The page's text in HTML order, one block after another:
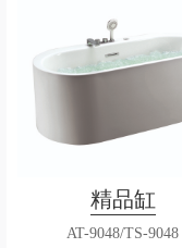
精品缸
AT-9048/TS-9048